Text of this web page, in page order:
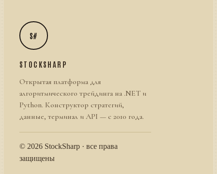
S#
STOCKSHARP
Открытая платформа для
алгоритмического трейдинга на .NET и
Python. Конструктор стратегий,
данные, терминал и API — с 2010 года.
© 2026 StockSharp · все права
защищены